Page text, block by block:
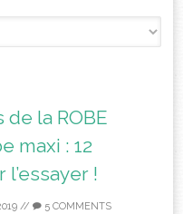
de la ROBE
maxi : 12
!
// 5 COMMENTS